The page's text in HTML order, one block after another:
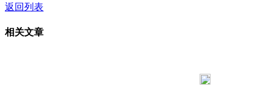
返回列表
相关文章